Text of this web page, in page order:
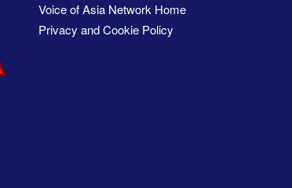
Voice of Asia Network Home
Privacy and Cookie Policy